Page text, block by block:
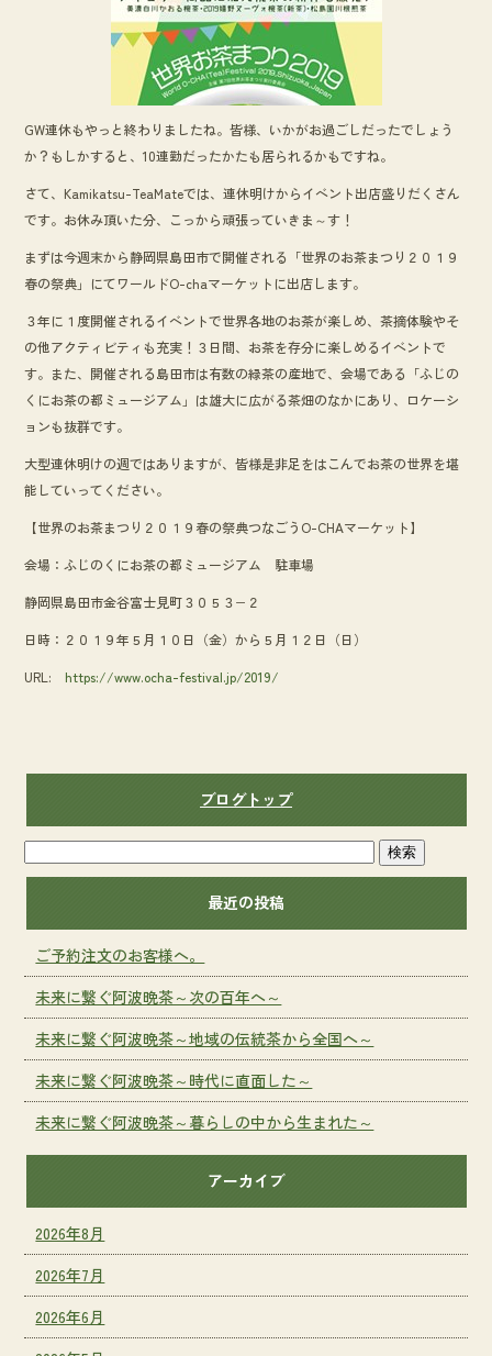
GW連休もやっと終わりましたね。皆様、いかがお過ごしだったでしょう
か？もしかすると、10連勤だったかたも居られるかもですね。
さて、Kamikatsu-TeaMateでは、連休明けからイベント出店盛りだくさん
です。お休み頂いた分、こっから頑張っていきま～す！
まずは今週末から静岡県島田市で開催される「世界のお茶まつり２０１９
春の祭典」にてワールドO-chaマーケットに出店します。
３年に１度開催されるイベントで世界各地のお茶が楽しめ、茶摘体験やそ
の他アクティビティも充実！３日間、お茶を存分に楽しめるイベントで
す。また、開催される島田市は有数の緑茶の産地で、会場である「ふじの
くにお茶の都ミュージアム」は雄大に広がる茶畑のなかにあり、ロケーシ
ョンも抜群です。
大型連休明けの週ではありますが、皆様是非足をはこんでお茶の世界を堪
能していってください。
【世界のお茶まつり２０１９春の祭典つなごうO-CHAマーケット】
会場：ふじのくにお茶の都ミュージアム 駐車場
静岡県島田市金谷富士見町３０５３−２
日時：２０１９年５月１０日（金）から５月１２日（日）
URL: https://www.ocha-festival.jp/2019/
ブログトップ
最近の投稿
ご予約注文のお客様へ。
未来に繋ぐ阿波晩茶～次の百年へ～
未来に繋ぐ阿波晩茶～地域の伝統茶から全国へ～
未来に繋ぐ阿波晩茶～時代に直面した～
未来に繋ぐ阿波晩茶～暮らしの中から生まれた～
アーカイブ
2026年8月
2026年7月
2026年6月